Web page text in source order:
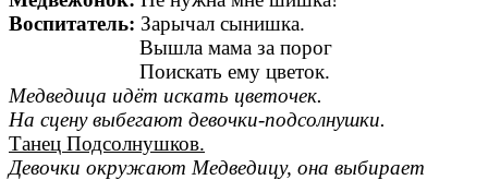
Воспитатель: Зарычал сынишка.
Вышла мама за порог
Поискать ему цветок.
Медведица идёт искать цветочек.
На сцену выбегают девочки-подсолнушки.
Танец Подсолнушков.
Девочки окружают Медведицу, она выбирает